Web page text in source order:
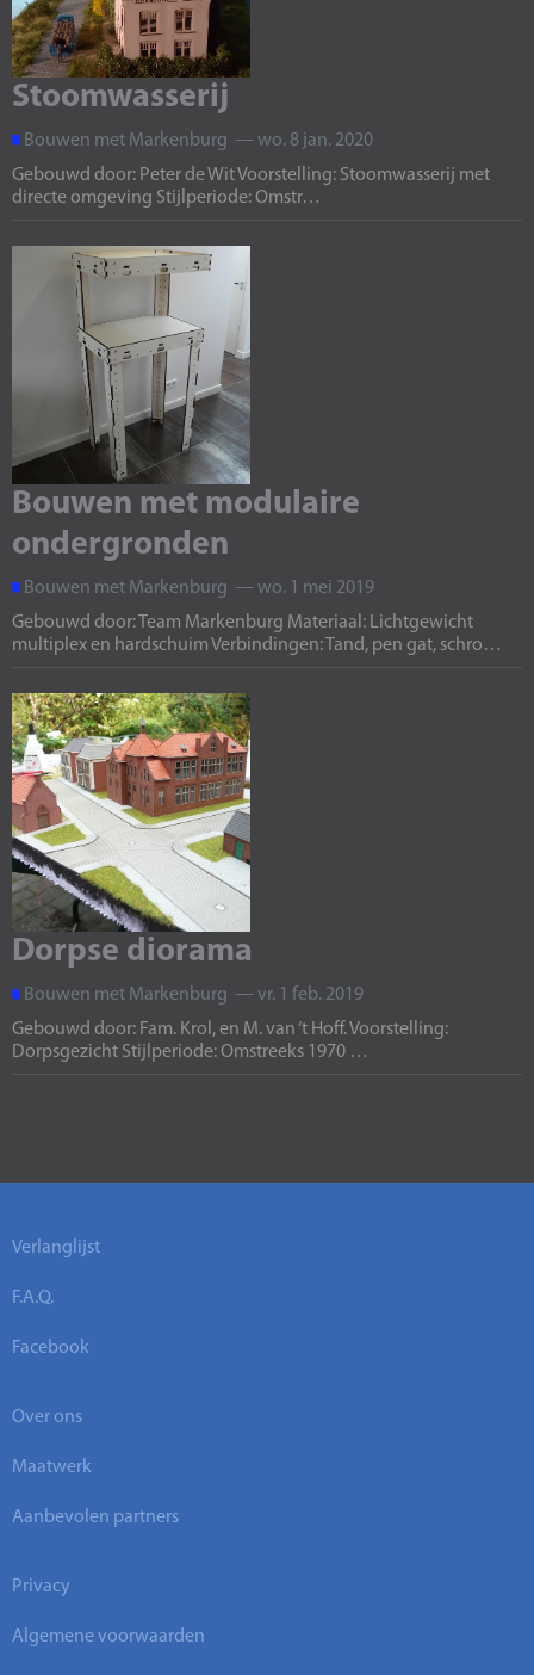
Stoomwasserij
Bouwen met Markenburg — wo. 8 jan. 2020
Gebouwd door: Peter de Wit Voorstelling: Stoomwasserij met
directe omgeving Stijlperiode: Omstr…
Bouwen met modulaire
ondergronden
Bouwen met Markenburg — wo. 1 mei 2019
Gebouwd door: Team Markenburg Materiaal: Lichtgewicht
multiplex en hardschuim Verbindingen: Tand, pen gat, schro…
Dorpse diorama
Bouwen met Markenburg — vr. 1 feb. 2019
Gebouwd door: Fam. Krol, en M. van ‘t Hoff. Voorstelling:
Dorpsgezicht Stijlperiode: Omstreeks 1970 …
Verlanglijst
F.A.Q.
Facebook
Over ons
Maatwerk
Aanbevolen partners
Privacy
Algemene voorwaarden